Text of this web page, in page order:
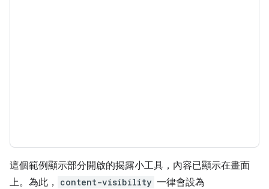
這個範例顯示部分開啟的揭露小工具，內容已顯示在畫面
上。為此，
content-visibility 一律會設為